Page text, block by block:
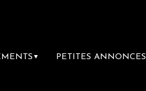
▼ PETITES ANNONCES